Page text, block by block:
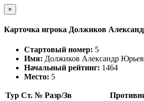
×
Карточка игрока Должиков
Стартовый номер: 5
Имя: Должиков Александр
Начальный рейтинг: 1464
Место: 5
Тур Ст. № Разр/Зв